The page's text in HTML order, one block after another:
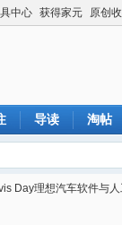
中心 获得家元 原创
导读 淘帖
Day理想汽车软件与